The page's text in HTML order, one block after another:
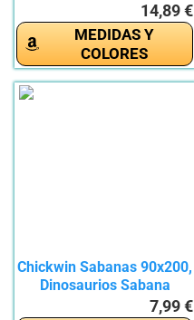
14,89 €
MEDIDAS Y
COLORES
Chickwin Sabanas 90x200,
Dinosaurios Sabana
7,99 €